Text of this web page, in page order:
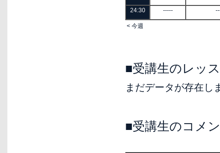
24:30 -----
< 今週
■受講生のレッ
まだデータが存在し
■受講生のコメ